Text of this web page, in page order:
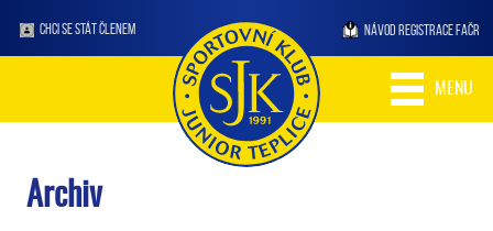
CHCI SE STÁT ČLENEM NÁVOD REGISTRACE FAČR
MENU
Archiv